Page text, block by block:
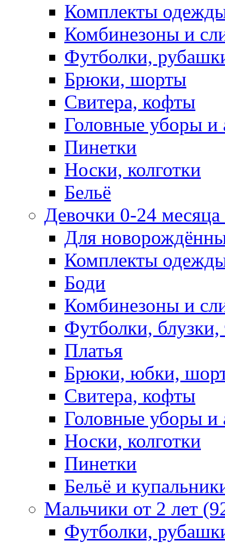
Комплекты
Комбинезоны и
Футболки,
Брюки, шорты
Свитера, кофты
Головные уборы и
Пинетки
Носки, колготки
Бельё
Девочки 0-24
Для
Комплекты
Боди
Комбинезоны и
Футболки,
Платья
Брюки, юбки,
Свитера, кофты
Головные уборы и
Носки, колготки
Пинетки
Бельё и
Мальчики от 2 лет
Футболки,